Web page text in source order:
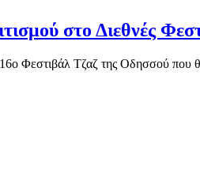
στο Διεθνές
Φεστιβάλ Τζαζ της Οδησσού που